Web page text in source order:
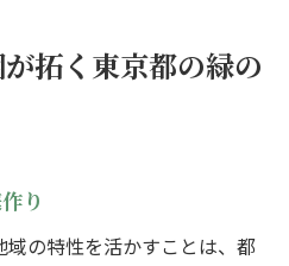
拓く東京都の緑の
り
の特性を活かすことは、都